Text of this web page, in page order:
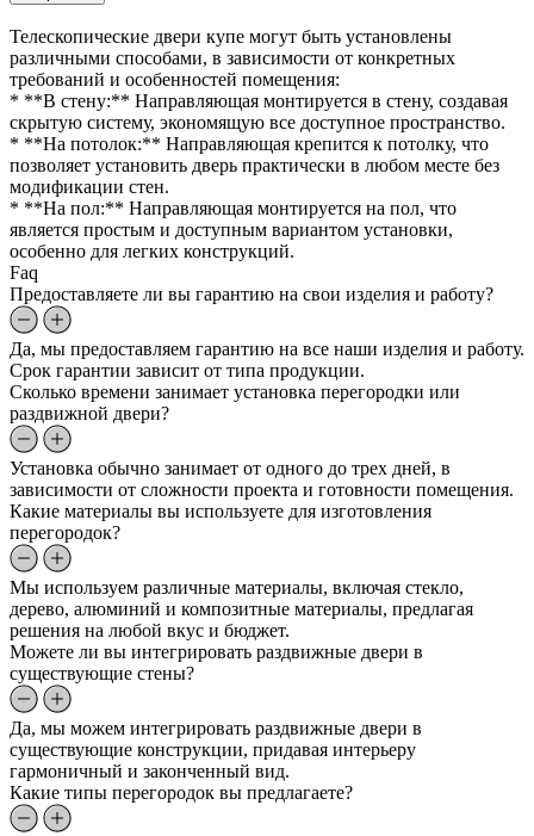
Телескопические двери купе могут быть установлены
различными способами, в зависимости от конкретных
требований и особенностей помещения:
* **В стену:** Направляющая монтируется в стену, создавая
скрытую систему, экономящую все доступное пространство.
* **На потолок:** Направляющая крепится к потолку, что
позволяет установить дверь практически в любом месте без
модификации стен.
* **На пол:** Направляющая монтируется на пол, что
является простым и доступным вариантом установки,
особенно для легких конструкций.
Faq
Предоставляете ли вы гарантию на свои изделия и работу?
Да, мы предоставляем гарантию на все наши изделия и работу.
Срок гарантии зависит от типа продукции.
Сколько времени занимает установка перегородки или
раздвижной двери?
Установка обычно занимает от одного до трех дней, в
зависимости от сложности проекта и готовности помещения.
Какие материалы вы используете для изготовления
перегородок?
Мы используем различные материалы, включая стекло,
дерево, алюминий и композитные материалы, предлагая
решения на любой вкус и бюджет.
Можете ли вы интегрировать раздвижные двери в
существующие стены?
Да, мы можем интегрировать раздвижные двери в
существующие конструкции, придавая интерьеру
гармоничный и законченный вид.
Какие типы перегородок вы предлагаете?